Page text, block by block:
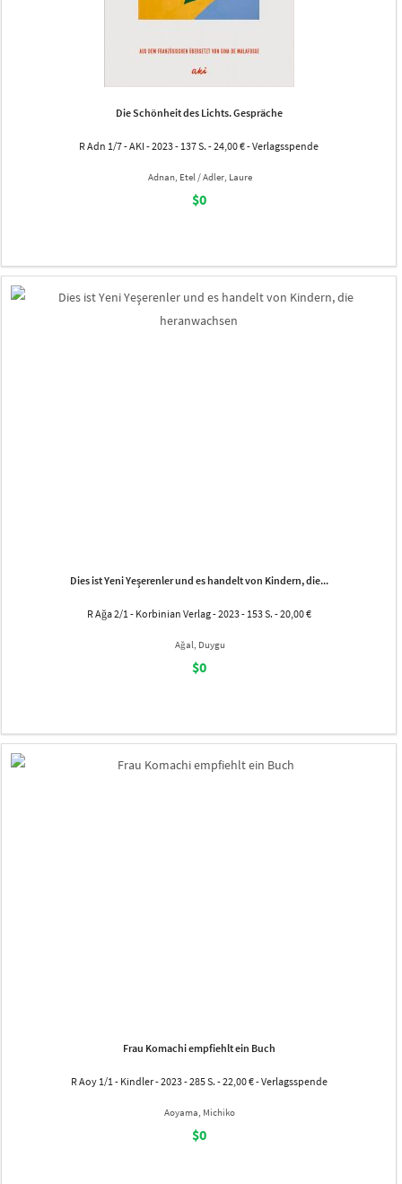
Die Schönheit des Lichts. Gespräche
R Adn 1/7 - AKI - 2023 - 137 S. - 24,00 € - Verlagsspende
Adnan, Etel / Adler, Laure
$0
Dies ist Yeni Yeşerenler und es handelt von Kindern, die...
R Ağa 2/1 - Korbinian Verlag - 2023 - 153 S. - 20,00 €
Ağal, Duygu
$0
Frau Komachi empfiehlt ein Buch
R Aoy 1/1 - Kindler - 2023 - 285 S. - 22,00 € - Verlagsspende
Aoyama, Michiko
$0